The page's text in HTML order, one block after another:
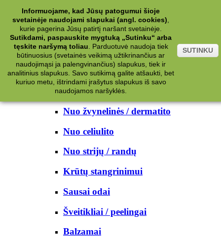
Kategorijos
Kosmetika
Kūno priežiūrai
Nuo prakaito
Kūno prausikliai
Nuo žvynelinės / dermatito
Nuo celiulito
Nuo strijų / randų
Krūtų stangrinimui
Sausai odai
Šveitikliai / peelingai
Balzamai
Informuojame, kad Jūsų patogumui šioje
svetainėje naudojami slapukai (angl. cookies)
kurie pagerina Jūsų patirtį naršant svetainėje.
Sutikdami, paspauskite mygtuką „Sutinku“ arba
tęskite naršymą toliau
Parduotuvė naudoja tiek
būtinuosius (svetainės veikimą užtikrinančius ar
naudojimąsi ja palengvinančius) slapukus, tiek ir
analitinius slapukus. Savo sutikimą galite atšaukti, bet
kuriuo metu, ištrindami įrašytus slapukus iš savo
naudojamos naršyklės.
SUTINKU